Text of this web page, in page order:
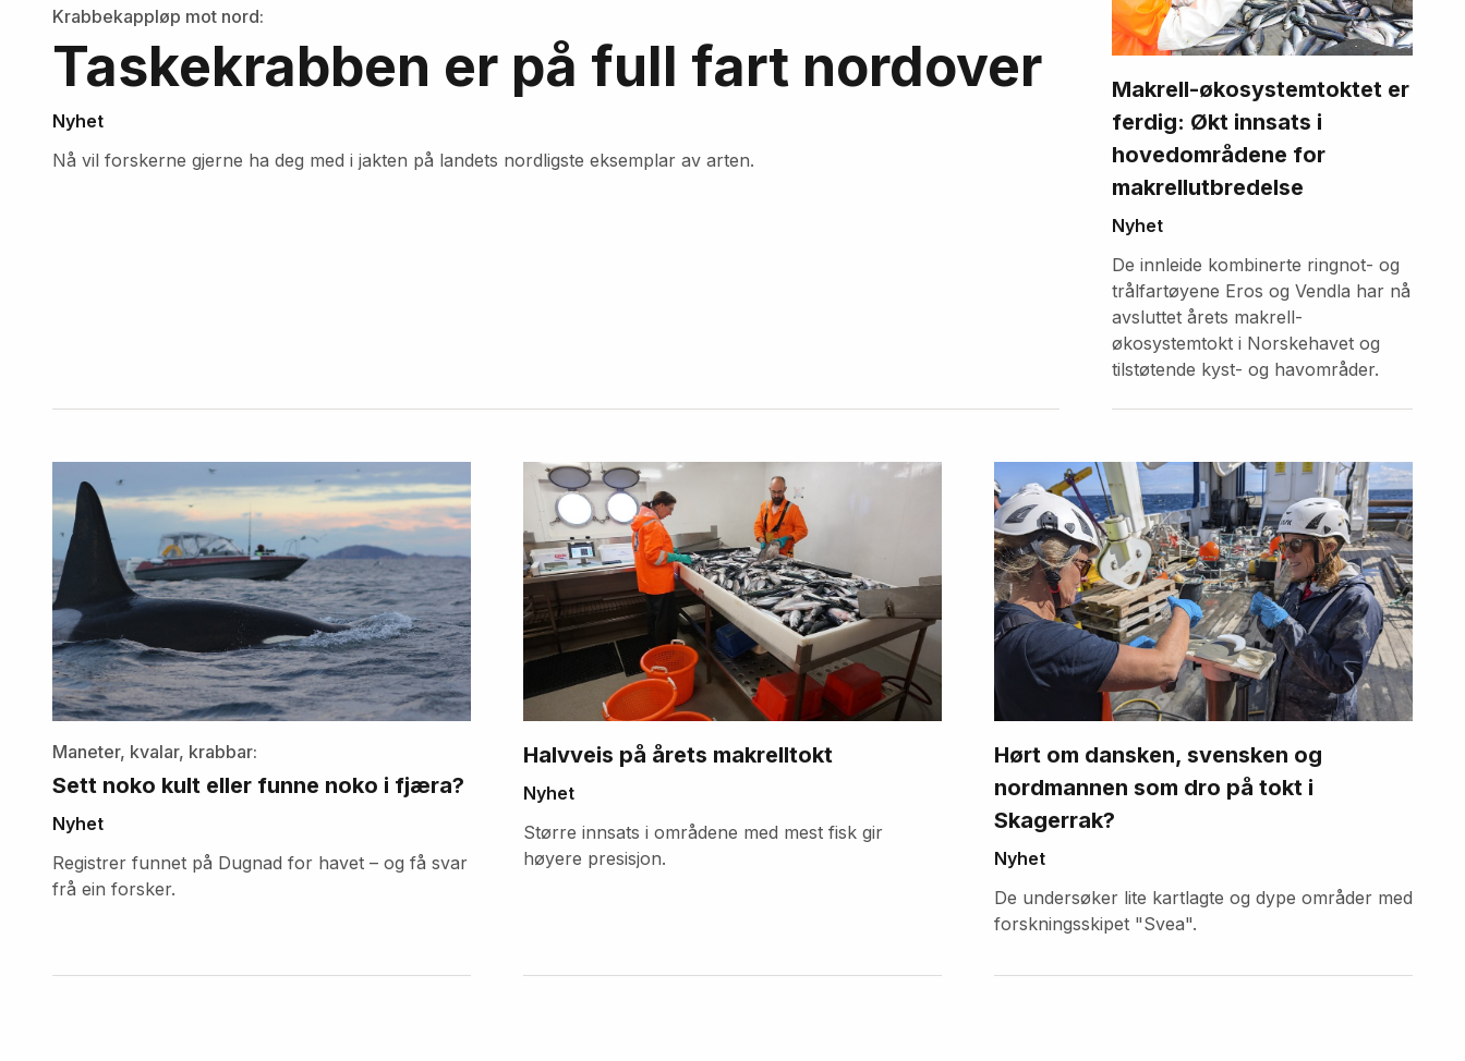
Krabbekappløp mot nord:
Taskekrabben er på full fart nordover
Nyhet
Nå vil forskerne gjerne ha deg med i jakten på landets nordligste eksemplar av arten.
Makrell-økosystemtoktet er
ferdig: Økt innsats i
hovedområdene for
makrellutbredelse
Nyhet
De innleide kombinerte ringnot- og
trålfartøyene Eros og Vendla har nå
avsluttet årets makrell-
økosystemtokt i Norskehavet og
tilstøtende kyst- og havområder.
Fremhevede
artikler
Maneter, kvalar, krabbar:
Sett noko kult eller funne noko i fjæra?
Nyhet
Registrer funnet på Dugnad for havet – og få svar
frå ein forsker.
Halvveis på årets makrelltokt
Nyhet
Større innsats i områdene med mest fisk gir
høyere presisjon.
Hørt om dansken, svensken og
nordmannen som dro på tokt i
Skagerrak?
Nyhet
De undersøker lite kartlagte og dype områder med
forskningsskipet "Svea".